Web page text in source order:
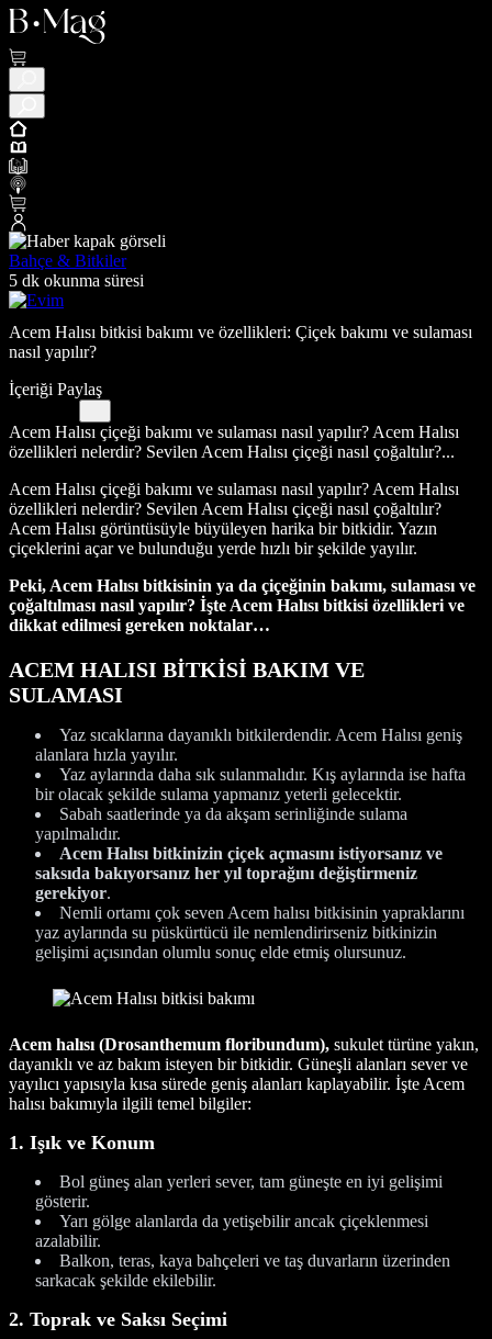
Bahçe & Bitkiler
5 dk okunma süresi
Acem Halısı bitkisi bakımı ve özellikleri: Çiçek bakımı ve sulaması
nasıl yapılır?
İçeriği Paylaş
Acem Halısı çiçeği bakımı ve sulaması nasıl yapılır? Acem Halısı
özellikleri nelerdir? Sevilen Acem Halısı çiçeği nasıl çoğaltılır?...
Acem Halısı çiçeği bakımı ve sulaması nasıl yapılır? Acem Halısı
özellikleri nelerdir? Sevilen Acem Halısı çiçeği nasıl çoğaltılır?
Acem Halısı görüntüsüyle büyüleyen harika bir bitkidir. Yazın
çiçeklerini açar ve bulunduğu yerde hızlı bir şekilde yayılır.
Peki, Acem Halısı bitkisinin ya da çiçeğinin bakımı, sulaması ve
çoğaltılması nasıl yapılır? İşte Acem Halısı bitkisi özellikleri ve
dikkat edilmesi gereken noktalar…
ACEM HALISI BİTKİSİ BAKIM VE
SULAMASI
Yaz sıcaklarına dayanıklı bitkilerdendir. Acem Halısı geniş
alanlara hızla yayılır.
Yaz aylarında daha sık sulanmalıdır. Kış aylarında ise hafta
bir olacak şekilde sulama yapmanız yeterli gelecektir.
Sabah saatlerinde ya da akşam serinliğinde sulama
yapılmalıdır.
Acem Halısı bitkinizin çiçek açmasını istiyorsanız ve
saksıda bakıyorsanız her yıl toprağını değiştirmeniz
gerekiyor.
Nemli ortamı çok seven Acem halısı bitkisinin yapraklarını
yaz aylarında su püskürtücü ile nemlendirirseniz bitkinizin
gelişimi açısından olumlu sonuç elde etmiş olursunuz.
Acem halısı (Drosanthemum floribundum), sukulet türüne yakın,
dayanıklı ve az bakım isteyen bir bitkidir. Güneşli alanları sever ve
yayılıcı yapısıyla kısa sürede geniş alanları kaplayabilir. İşte Acem
halısı bakımıyla ilgili temel bilgiler:
1. Işık ve Konum
Bol güneş alan yerleri sever, tam güneşte en iyi gelişimi
gösterir.
Yarı gölge alanlarda da yetişebilir ancak çiçeklenmesi
azalabilir.
Balkon, teras, kaya bahçeleri ve taş duvarların üzerinden
sarkacak şekilde ekilebilir.
2. Toprak ve Saksı Seçimi